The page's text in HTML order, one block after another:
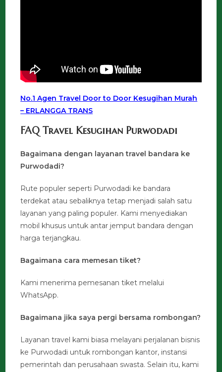
No.1 Agen Travel Door to Door Kesugihan Murah
– ERLANGGA TRANS
FAQ Travel Kesugihan Purwodadi
Bagaimana dengan layanan travel bandara ke
Purwodadi?
Rute populer seperti Purwodadi ke bandara
terdekat atau sebaliknya tetap menjadi salah satu
layanan yang paling populer. Kami menyediakan
mobil khusus untuk antar jemput bandara dengan
harga terjangkau.
Bagaimana cara memesan tiket?
Kami menerima pemesanan tiket melalui
WhatsApp.
Bagaimana jika saya pergi bersama rombongan?
Layanan travel kami biasa melayani perjalanan bisnis
ke Purwodadi untuk rombongan kantor, instansi
pemerintah dan perusahaan swasta. Selain itu, kami